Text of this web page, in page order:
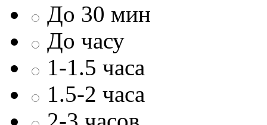
До 30 мин
До часу
1-1.5 часа
1.5-2 часа